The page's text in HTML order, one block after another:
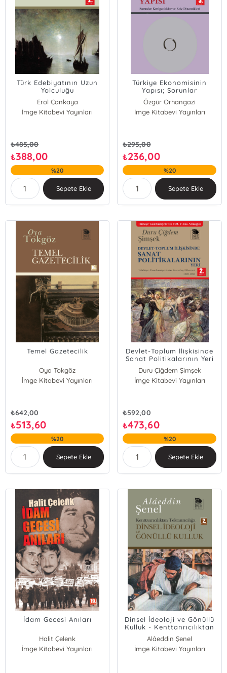
Türk Edebiyatının Uzun
Yolculuğu
Erol Çankaya
İmge Kitabevi Yayınları
₺485,00
₺388,00
%20
Sepete Ekle
Türkiye Ekonomisinin
Yapısı; Sorunlar
Kırılganlıklar ve Kriz
Dinamikleri
Özgür Orhangazi
İmge Kitabevi Yayınları
₺295,00
₺236,00
%20
Sepete Ekle
Temel Gazetecilik
Oya Tokgöz
İmge Kitabevi Yayınları
₺642,00
₺513,60
%20
Sepete Ekle
Devlet-Toplum İlişkisinde
Sanat Politikalarının Yeri
- Türkiye Cumhuriyeti'nin
Kuruluş Dönemi 1923-1950
Duru Çiğdem Şimşek
İmge Kitabevi Yayınları
₺592,00
₺473,60
%20
Sepete Ekle
İdam Gecesi Anıları
Halit Çelenk
İmge Kitabevi Yayınları
Dinsel İdeoloji ve Gönüllü
Kulluk - Kenttanrıcılıktan
Tektanrıcılığa
Alâeddin Şenel
İmge Kitabevi Yayınları